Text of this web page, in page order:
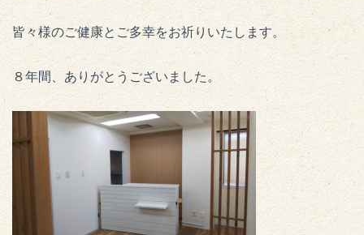
皆々様のご健康とご多幸をお祈りいたします。
８年間、ありがとうございました。